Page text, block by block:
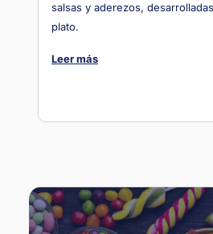
salsas y aderezos,
plato.
Leer más